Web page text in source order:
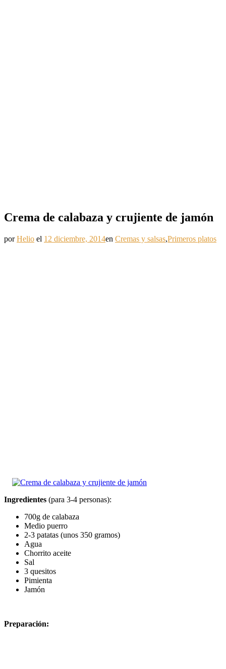
Crema de calabaza y crujiente de jamón
porHelio el 12 diciembre, 2014en Cremas y salsas,Primeros platos
Ingredientes (para 3-4 personas):
700g de calabaza
Medio puerro
2-3 patatas (unos 350 gramos)
Agua
Chorrito aceite
Sal
3 quesitos
Pimienta
Jamón
Preparación: